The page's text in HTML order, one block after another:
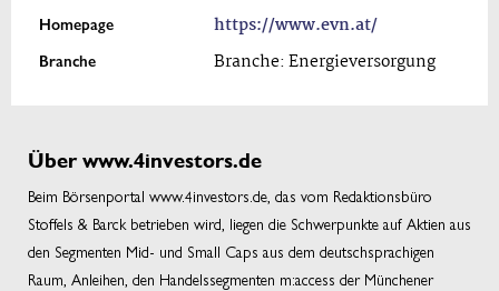
Homepage https://www.evn.at/
Branche Branche: Energieversorgung
Über www.4investors.de
Beim Börsenportal www.4investors.de, das vom Redaktionsbüro
Stoffels & Barck betrieben wird, liegen die Schwerpunkte auf Aktien aus
den Segmenten Mid- und Small Caps aus dem deutschsprachigen
Raum, Anleihen, den Handelssegmenten m:access der Münchener